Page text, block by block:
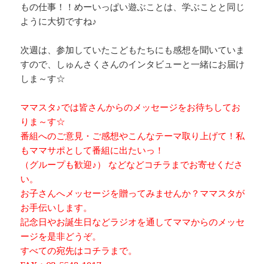
もの仕事！！めーいっぱい遊ぶことは、学ぶことと同じ
ように大切ですね♪
次週は、参加していたこどもたちにも感想を聞いていま
すので、しゅんさくさんのインタビューと一緒にお届け
しま～す☆
ママスタ♪では皆さんからのメッセージをお待ちしてお
りま～す☆
番組へのご意見・ご感想やこんなテーマ取り上げて！私
もママサポとして番組に出たいっ！
（グループも歓迎♪） などなどコチラまでお寄せくださ
い。
お子さんへメッセージを贈ってみませんか？ママスタが
お手伝いします。
記念日やお誕生日などラジオを通してママからのメッセ
ージを是非どうぞ。
すべての宛先はコチラまで。